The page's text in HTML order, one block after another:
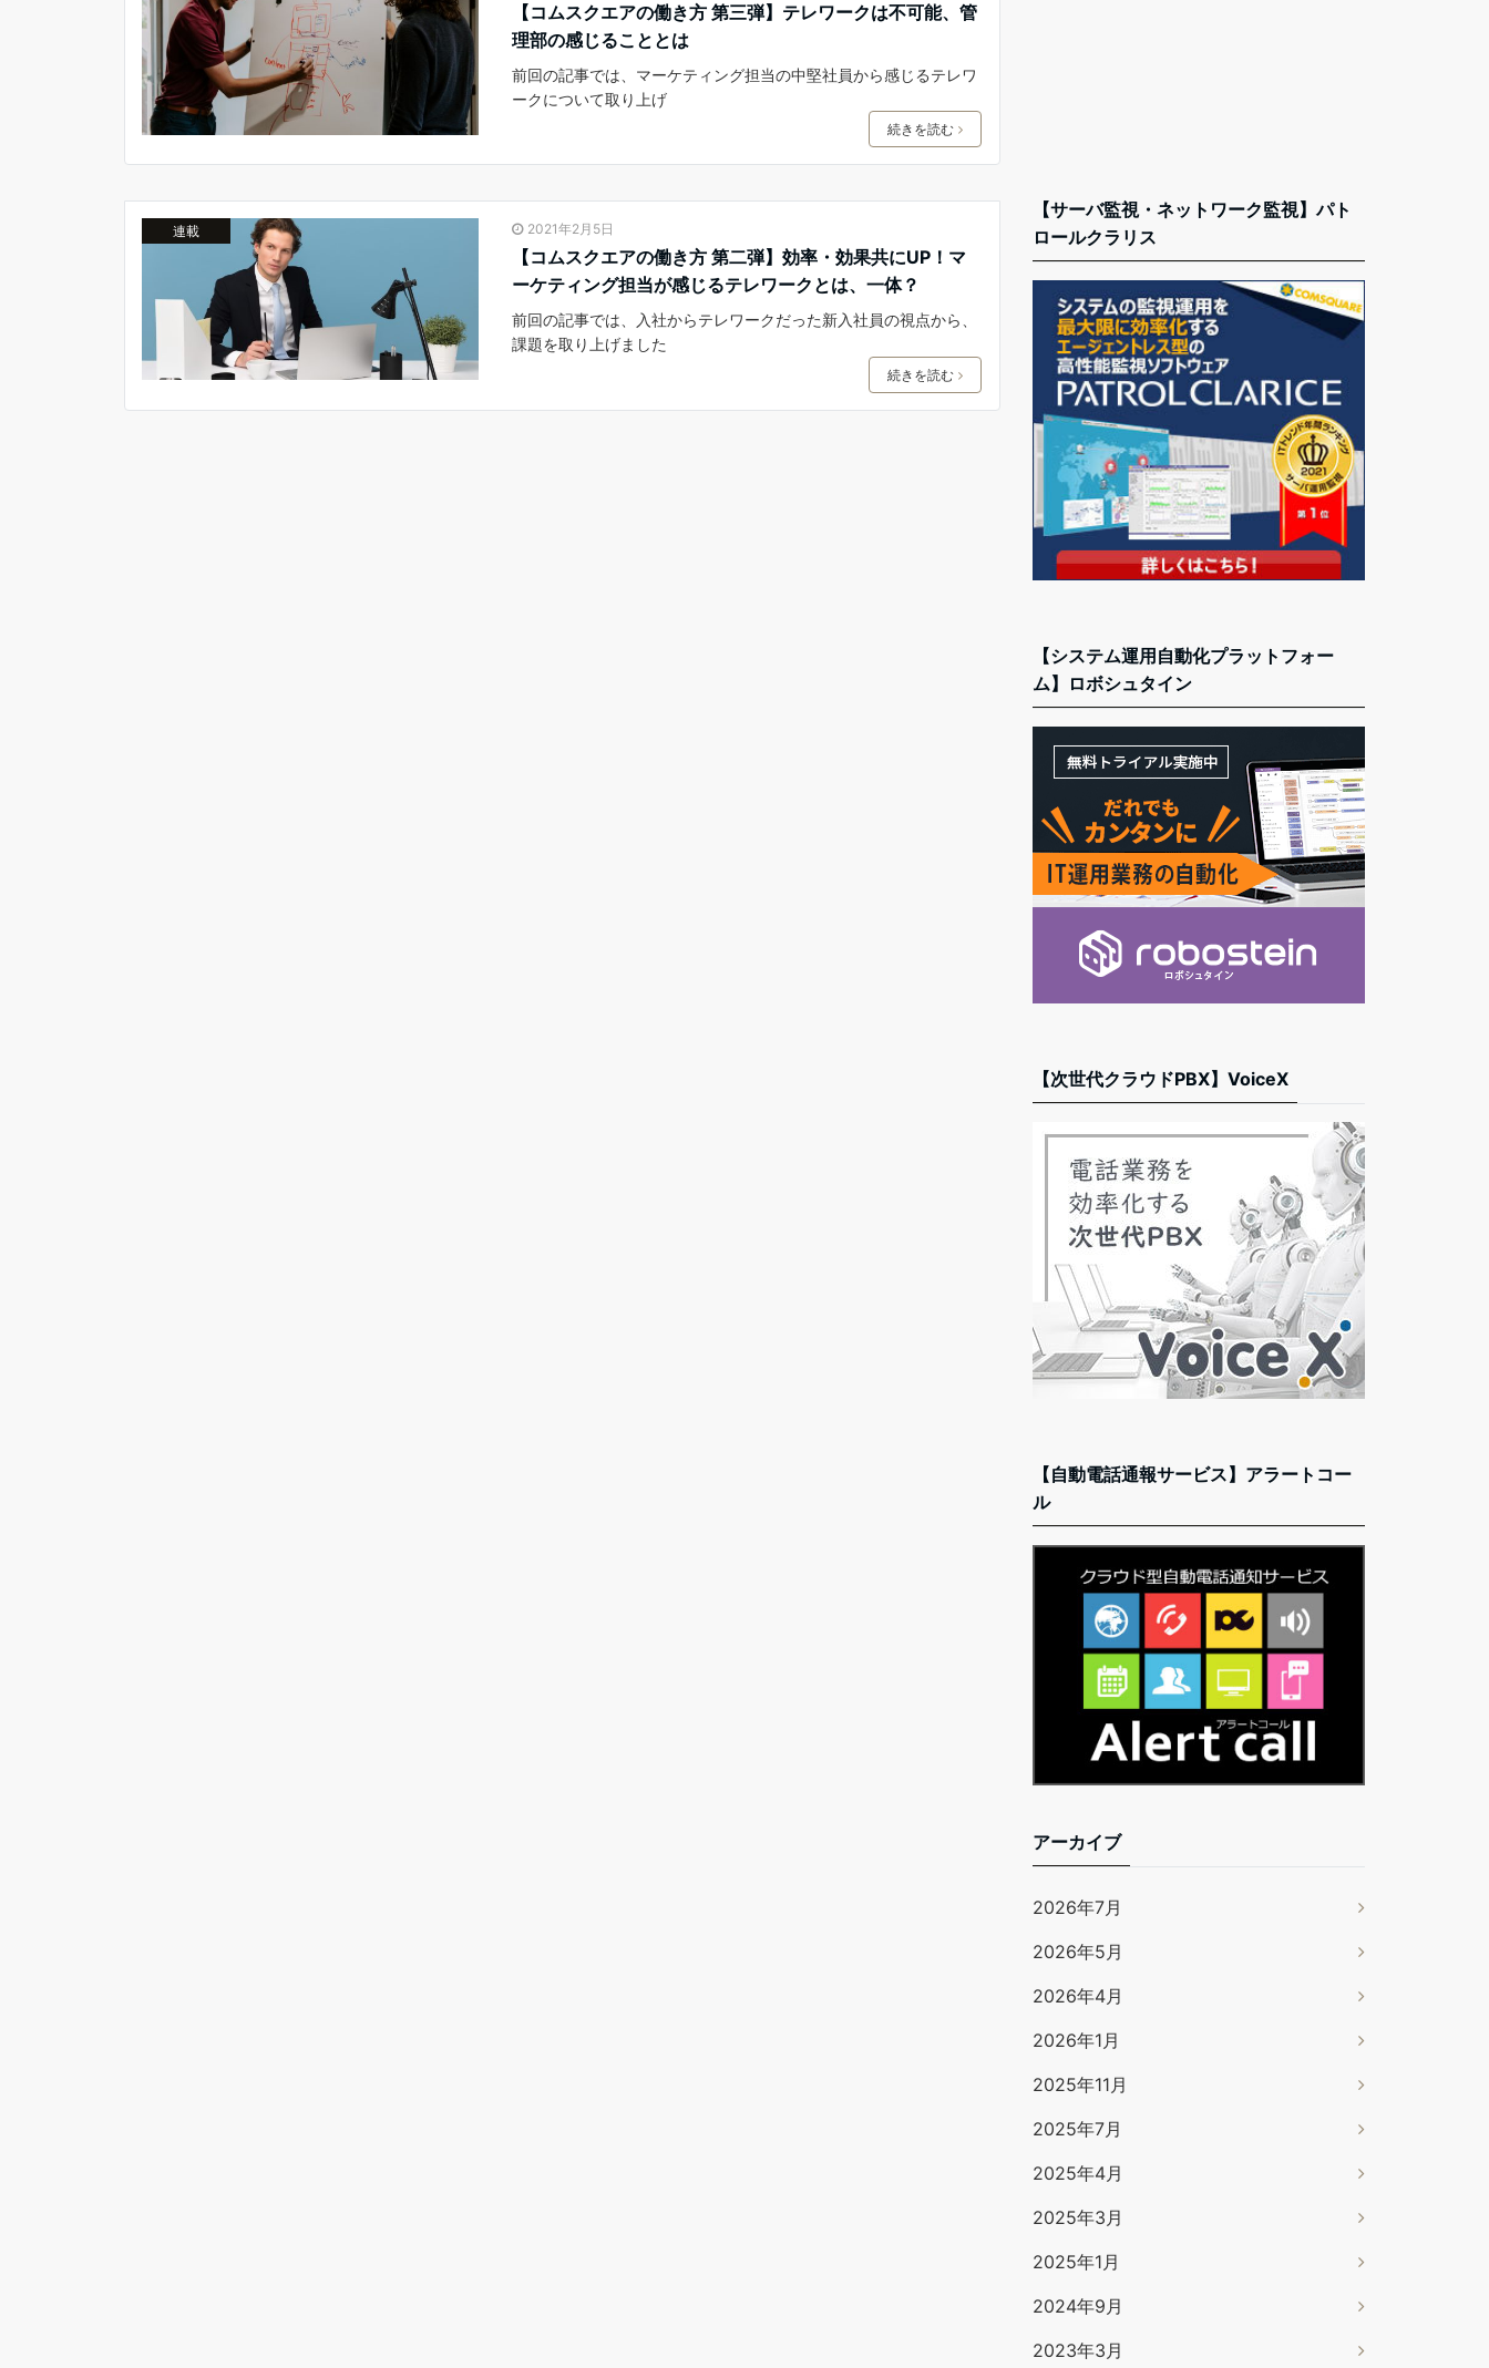
【コムスクエアの働き方 第三弾】テレワークは不可能、管
理部の感じることとは
前回の記事では、マーケティング担当の中堅社員から感じるテレワ
ークについて取り上げ
続きを読む
連載 2021年2月5日
【コムスクエアの働き方 第二弾】効率・効果共にUP！マ
ーケティング担当が感じるテレワークとは、一体？
前回の記事では、入社からテレワークだった新入社員の視点から、
課題を取り上げました
続きを読む
【サーバ監視・ネットワーク監視】パト
ロールクラリス
【システム運用自動化プラットフォー
ム】ロボシュタイン
【次世代クラウドPBX】VoiceX
【自動電話通報サービス】アラートコー
ル
アーカイブ
2026年7月
2026年5月
2026年4月
2026年1月
2025年11月
2025年7月
2025年4月
2025年3月
2025年1月
2024年9月
2023年3月